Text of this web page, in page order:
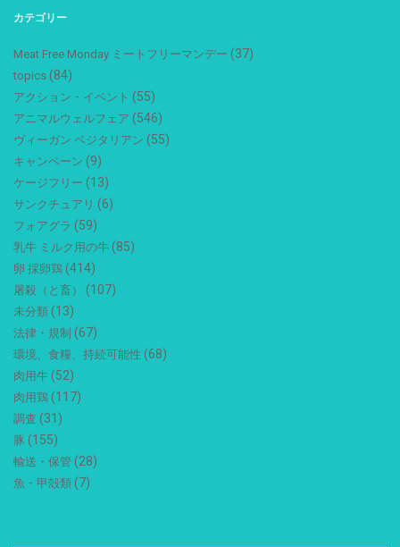
カテゴリー
Meat Free Monday ミートフリーマンデー (37)
topics (84)
アクション・イベント (55)
アニマルウェルフェア (546)
ヴィーガン ベジタリアン (55)
キャンペーン (9)
ケージフリー (13)
サンクチュアリ (6)
フォアグラ (59)
乳牛 ミルク用の牛 (85)
卵 採卵鶏 (414)
屠殺（と畜） (107)
未分類 (13)
法律・規制 (67)
環境、食糧、持続可能性 (68)
肉用牛 (52)
肉用鶏 (117)
調査 (31)
豚 (155)
輸送・保管 (28)
魚・甲殻類 (7)